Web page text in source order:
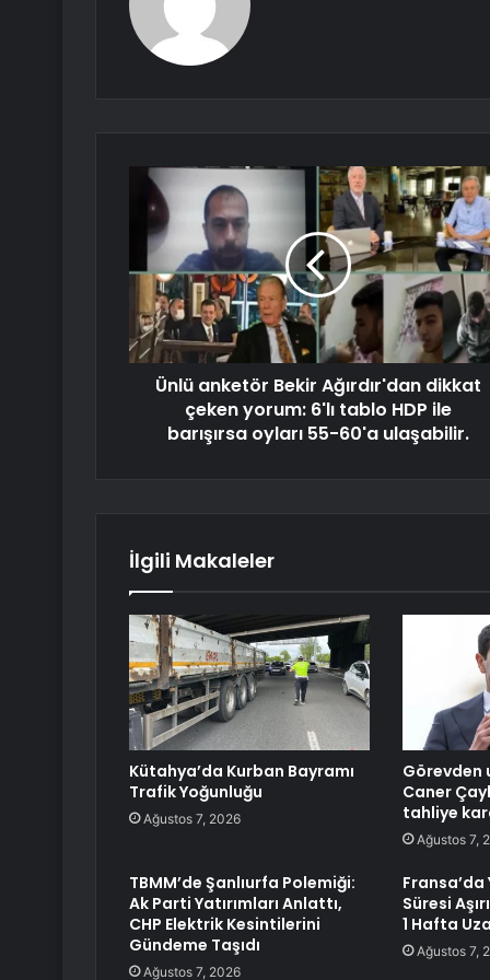
Ünlü anketör Bekir Ağırdır'dan dikkat
çeken yorum: 6'lı tablo HDP ile
barışırsa oyları 55-60'a ulaşabilir.
İlgili Makaleler
Kütahya’da Kurban Bayramı
Trafik Yoğunluğu
Ağustos 7, 2026
Görevden
Caner
tahliye
Ağustos 7,
TBMM’de Şanlıurfa Polemiği:
Ak Parti Yatırımları Anlattı,
CHP Elektrik Kesintilerini
Gündeme Taşıdı
Ağustos 7, 2026
Süresi
1 Hafta
Ağustos 7,